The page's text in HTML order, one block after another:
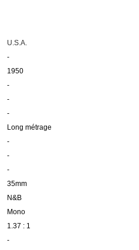
U.S.A.
-
1950
-
-
-
Long métrage
-
-
-
35mm
N&B
Mono
1.37 : 1
-